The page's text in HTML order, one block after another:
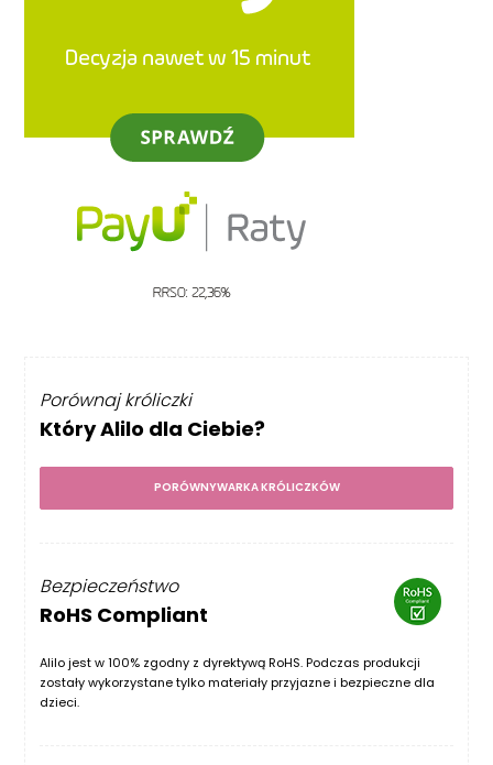
Porównaj króliczki
Który Alilo dla Ciebie?
PORÓWNYWARKA KRÓLICZKÓW
Bezpieczeństwo
RoHS Compliant
Alilo jest w 100% zgodny z dyrektywą RoHS. Podczas produkcji
zostały wykorzystane tylko materiały przyjazne i bezpieczne dla
dzieci.